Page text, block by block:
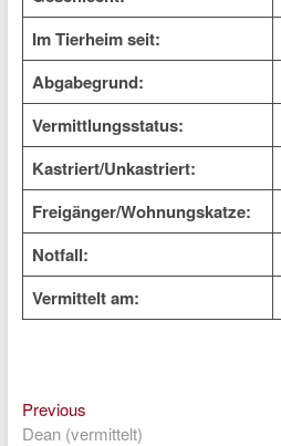
Im Tierheim seit:
Abgabegrund:
Vermittlungsstatus:
Kastriert/Unkastriert:
Freigänger/Wohnungskatze:
Notfall:
Vermittelt am:
Beitragsnavigation
PreviousPrevious
post:
Dean (vermittelt)